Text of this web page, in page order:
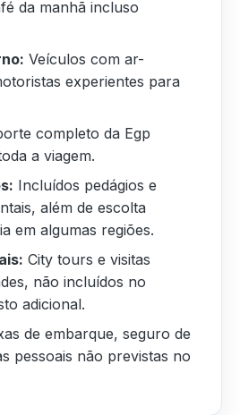
da manhã incluso
Veículos com ar-
experientes para
completo da Egp
a viagem.
Incluídos pedágios e
além de escolta
em algumas regiões.
City tours e visitas
não incluídos no
adicional.
de embarque, seguro de
pessoais não previstas no